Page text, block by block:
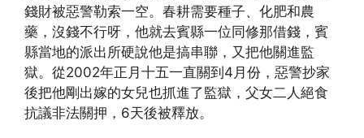
錢財被惡警勒索一空。春耕需要種子、化肥和農
藥，沒錢不行呀，他就去賓縣一位同修那借錢，賓
縣當地的派出所硬說他是搞串聯，又把他關進監
獄。從2002年正月十五一直關到4月份，惡警抄家
後把他剛出嫁的女兒也抓進了監獄，父女二人絕食
抗議非法關押，6天後被釋放。